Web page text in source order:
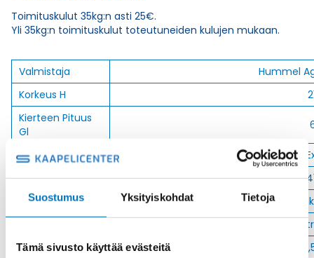
Suostumus Yksityiskohdat Tietoja
Tämä sivusto käyttää evästeitä
Toimituskulut 35kg:n asti 25€.
Yli 35kg:n toimituskulut toteutuneiden kulujen mukaan.
Valmistaja
Hummel
Korkeus H
Kierteen Pituus
Gl
Tuotenimi/Malli
HSK-M-
Etim 7
Materiaali
Niklattu
Ulkokierre Ag
M 16 x